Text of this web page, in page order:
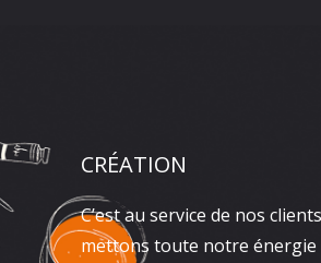
CRÉATION
C’est au service de nos
mettons toute notre